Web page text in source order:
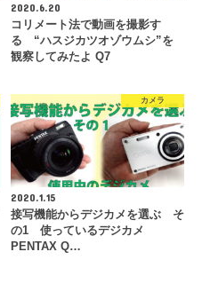
2020.6.20
コリメート法で動画を撮影す
る “ハスジカツオゾウムシ”を
観察してみたよ Q7
カメラ
2020.1.15
接写機能からデジカメを選ぶ そ
の1 使っているデジカメ
PENTAX Q…